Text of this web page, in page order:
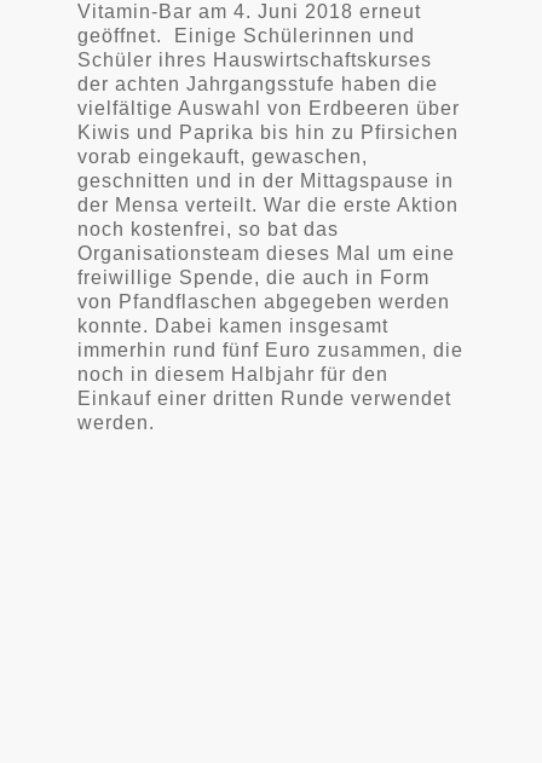
Vitamin-Bar am 4. Juni 2018 erneut
geöffnet.
Einige Schülerinnen und
Schüler ihres Hauswirtschaftskurses
der achten Jahrgangsstufe haben die
vielfältige Auswahl von Erdbeeren über
Kiwis und Paprika bis hin zu Pfirsichen
vorab eingekauft, gewaschen,
geschnitten und in der Mittagspause in
der Mensa verteilt. War die erste Aktion
noch kostenfrei, so bat das
Organisationsteam dieses Mal um eine
freiwillige Spende, die auch in Form
von Pfandflaschen abgegeben werden
konnte. Dabei kamen insgesamt
immerhin rund fünf Euro zusammen, die
noch in diesem Halbjahr für den
Einkauf einer dritten Runde verwendet
werden.